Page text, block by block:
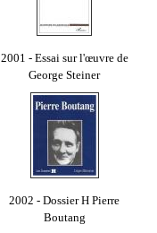
2001 - Essai sur l'œuvre de
George Steiner
2002 - Dossier H Pierre
Boutang